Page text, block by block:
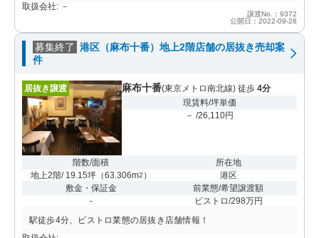
取扱会社: －
譲渡No.：9372
公開日：2022-09-28
募集終了 港区（麻布十番）地上2階店舗の居抜き売却案
件
居抜き譲渡 麻布十番(東京メトロ南北線) 徒歩 4分
現賃料/坪単価
－ /26,110円
階数/面積
地上2階/ 19.15坪（63.306m2 ）
所在地
港区
敷金・保証金
-
前業態/希望譲渡額
ビストロ/298万円
駅徒歩4分、ビストロ業態の居抜き店舗情報！